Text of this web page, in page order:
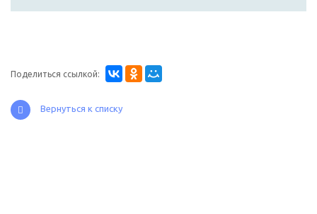
Поделиться ссылкой:
Вернуться к списку